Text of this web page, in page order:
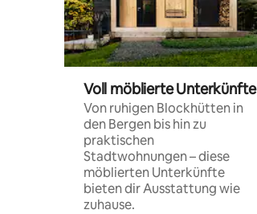
Voll möblierte Unterkünfte
Von ruhigen Blockhütten in
den Bergen bis hin zu
praktischen
Stadtwohnungen – diese
möblierten Unterkünfte
bieten dir Ausstattung wie
zuhause.